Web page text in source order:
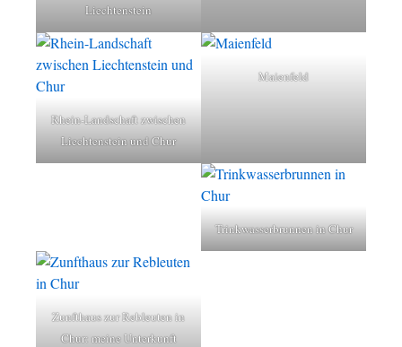
Liechtenstein
Rhein-Landschaft zwischen
Liechtenstein und Chur
Maienfeld
Trinkwasserbrunnen in Chur
Zunfthaus zur Rebleuten in
Chur: meine Unterkunft